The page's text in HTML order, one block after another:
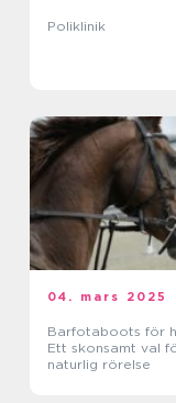
Poliklinik
04. mars 2025
Barfotaboots för
Ett skonsamt val
naturlig rörelse